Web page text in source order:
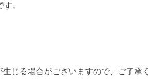
。
じる場合がございますので、ご了承く